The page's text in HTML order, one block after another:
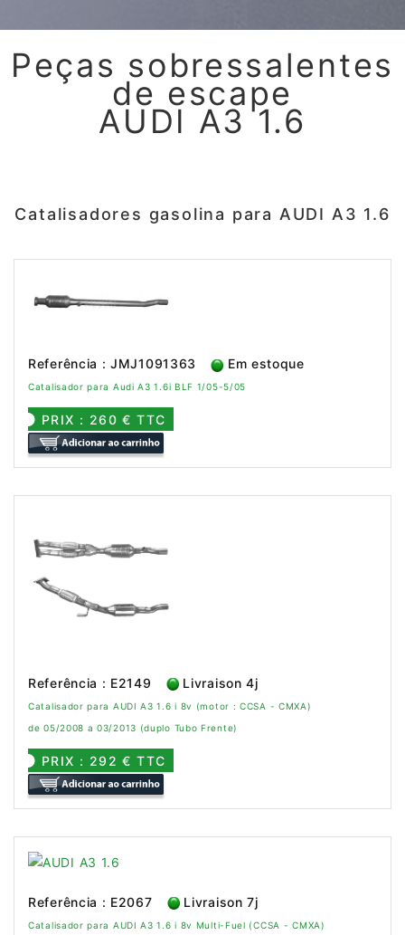
Peças sobressalentes
de escape
AUDI A3 1.6
Catalisadores gasolina para AUDI A3 1.6
Referência : JMJ1091363 Em estoque
Catalisador para Audi A3 1.6i BLF 1/05-5/05
PRIX : 260 € TTC
Referência : E2149 Livraison 4j
Catalisador para AUDI A3 1.6 i 8v (motor : CCSA - CMXA)
de 05/2008 a 03/2013 (duplo Tubo Frente)
PRIX : 292 € TTC
Referência : E2067 Livraison 7j
Catalisador para AUDI A3 1.6 i 8v Multi-Fuel (CCSA - CMXA)